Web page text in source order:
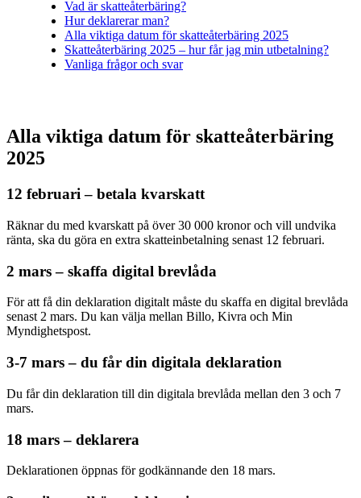
Vad är skatteåterbäring?
Hur deklarerar man?
Alla viktiga datum för skatteåterbäring 2025
Skatteåterbäring 2025 – hur får jag min utbetalning?
Vanliga frågor och svar
Alla viktiga datum för skatteåterbäring
2025
12 februari – betala kvarskatt
Räknar du med kvarskatt på över 30 000 kronor och vill undvika
ränta, ska du göra en extra skatteinbetalning senast 12 februari.
2 mars – skaffa digital brevlåda
För att få din deklaration digitalt måste du skaffa en digital brevlåda
senast 2 mars. Du kan välja mellan Billo, Kivra och Min
Myndighetspost.
3-7 mars – du får din digitala deklaration
Du får din deklaration till din digitala brevlåda mellan den 3 och 7
mars.
18 mars – deklarera
Deklarationen öppnas för godkännande den 18 mars.